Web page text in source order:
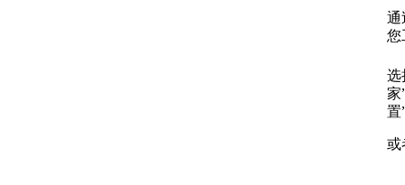
通
您
选
家
置
或